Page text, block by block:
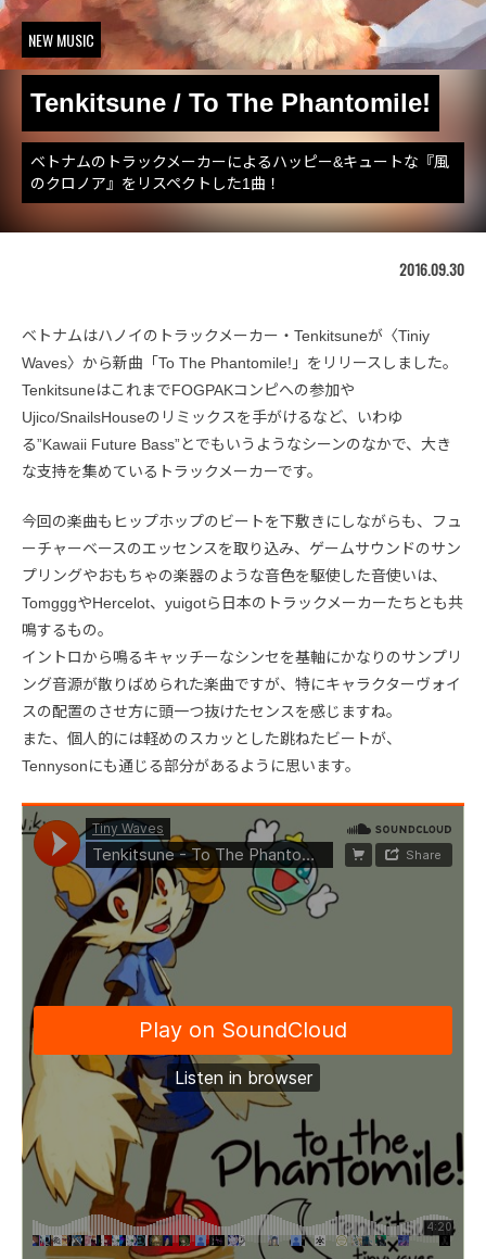
NEW MUSIC
Tenkitsune / To The Phantomile!
ベトナムのトラックメーカーによるハッピー&キュートな『風
のクロノア』をリスペクトした1曲！
2016.09.30
ベトナムはハノイのトラックメーカー・Tenkitsuneが〈Tiniy
Waves〉から新曲「To The Phantomile!」をリリースしました。
TenkitsuneはこれまでFOGPAKコンピへの参加や
Ujico/SnailsHouseのリミックスを手がけるなど、いわゆ
る”Kawaii Future Bass”とでもいうようなシーンのなかで、大き
な支持を集めているトラックメーカーです。
今回の楽曲もヒップホップのビートを下敷きにしながらも、フュ
ーチャーベースのエッセンスを取り込み、ゲームサウンドのサン
プリングやおもちゃの楽器のような音色を駆使した音使いは、
TomgggやHercelot、yuigotら日本のトラックメーカーたちとも共
鳴するもの。
イントロから鳴るキャッチーなシンセを基軸にかなりのサンプリ
ング音源が散りばめられた楽曲ですが、特にキャラクターヴォイ
スの配置のさせ方に頭一つ抜けたセンスを感じますね。
また、個人的には軽めのスカッとした跳ねたビートが、
Tennysonにも通じる部分があるように思います。